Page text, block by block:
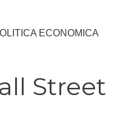
ECONOMICA
Street